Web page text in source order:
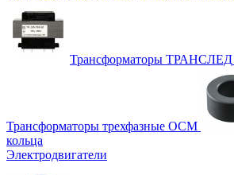
Трансформаторы ТРАНСЛЕД
Трансформаторы трехфазные ОСМ
кольца
Электродвигатели